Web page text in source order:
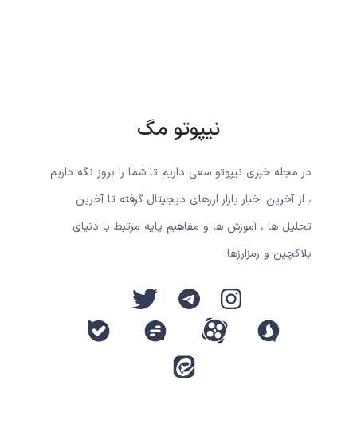
نیپوتو مگ
در مجله خبری نیپوتو سعی داریم تا شما را بروز نگه داریم
، از آخرین اخبار بازار ارزهای دیجیتال گرفته تا آخرین
تحلیل ها ، آموزش ها و مفاهیم پایه مرتبط با دنیای
بلاکچین و رمزارزها.